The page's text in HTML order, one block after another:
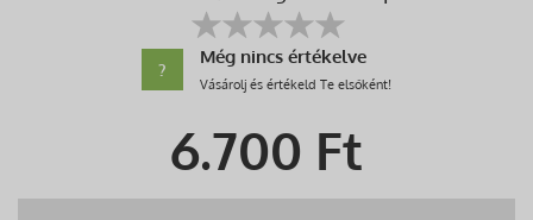
?
Még nincs értékelve
Vásárolj és értékeld Te elsőként!
6.700 Ft